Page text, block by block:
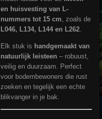
en huisvesting van L-
nummers tot 15 cm, zoals de
L046, L134, L144 en L262.
Elk stuk is handgemaakt van
natuurlijk leisteen – robuust,
veilig en duurzaam. Perfect
voor bodembewoners die rust
zoeken en tegelijk een echte
blikvanger in je bak.